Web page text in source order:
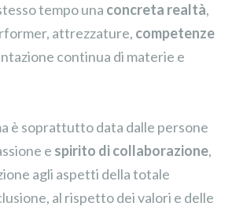
tempo una concreta realtà,
attrezzature, competenze
continua di materie e
è soprattutto data dalle persone
e spirito di collaborazione,
agli aspetti della totale
al rispetto dei valori e delle